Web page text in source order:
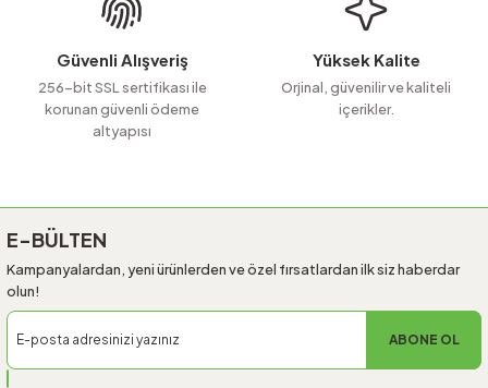
Bu ürüne benzer farklı alternatifler olmalı.
Güvenli Alışveriş
256-bit SSL sertifikası ile
korunan güvenli ödeme
altyapısı
Yüksek Kalite
Orjinal, güvenilir ve kaliteli
içerikler.
E-BÜLTEN
Kampanyalardan, yeni ürünlerden ve özel fırsatlardan ilk siz haberdar
olun!
ABONE OL